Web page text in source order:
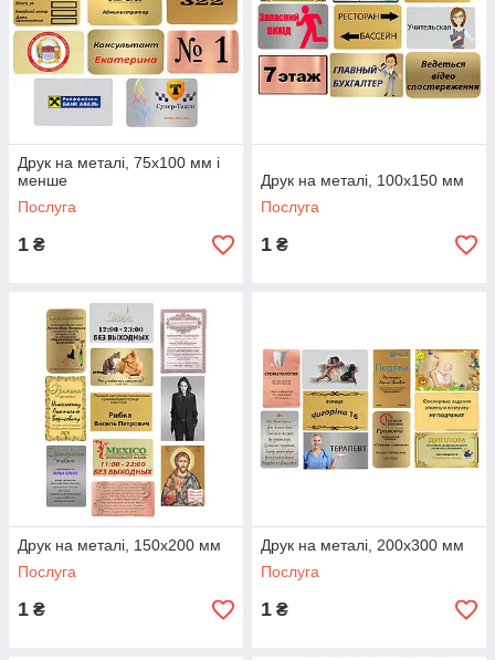
Друк на металі, 75х100 мм і
менше
Послуга
1 ₴
Друк на металі, 100х150 мм
Послуга
1 ₴
Друк на металі, 150х200 мм
Послуга
1 ₴
Друк на металі, 200х300 мм
Послуга
1 ₴